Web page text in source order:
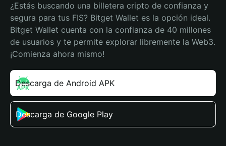
¿Estás buscando una billetera cripto de confianza y
segura para tus FIS? Bitget Wallet es la opción ideal.
Bitget Wallet cuenta con la confianza de 40 millones
de usuarios y te permite explorar libremente la Web3.
¡Comienza ahora mismo!
Descarga de Android APK
Descarga de Google Play